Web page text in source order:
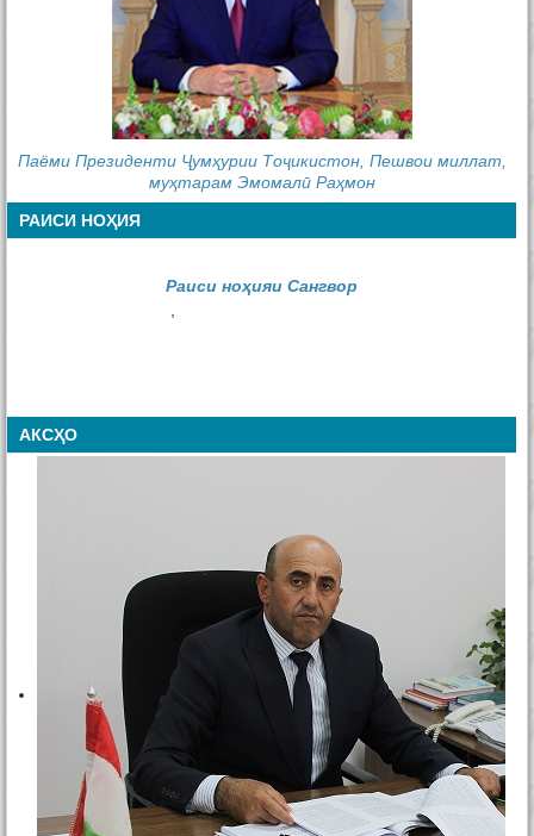
Паёми Президенти Ҷумҳурии Тоҷикистон, Пешвои миллат,
муҳтарам Эмомалӣ Раҳмон
РАИСИ НОҲИЯ
Раиси ноҳияи Сангвор
АКСҲО